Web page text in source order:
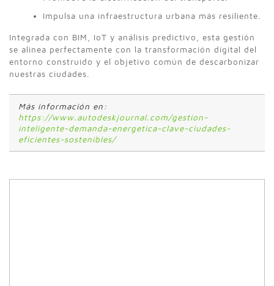
Impulsa una infraestructura urbana más resiliente.
Integrada con BIM, IoT y análisis predictivo, esta gestión
se alinea perfectamente con la transformación digital del
entorno construido y el objetivo común de descarbonizar
nuestras ciudades.
Más información en:
https://www.autodeskjournal.com/gestion-
inteligente-demanda-energetica-clave-ciudades-
eficientes-sostenibles/